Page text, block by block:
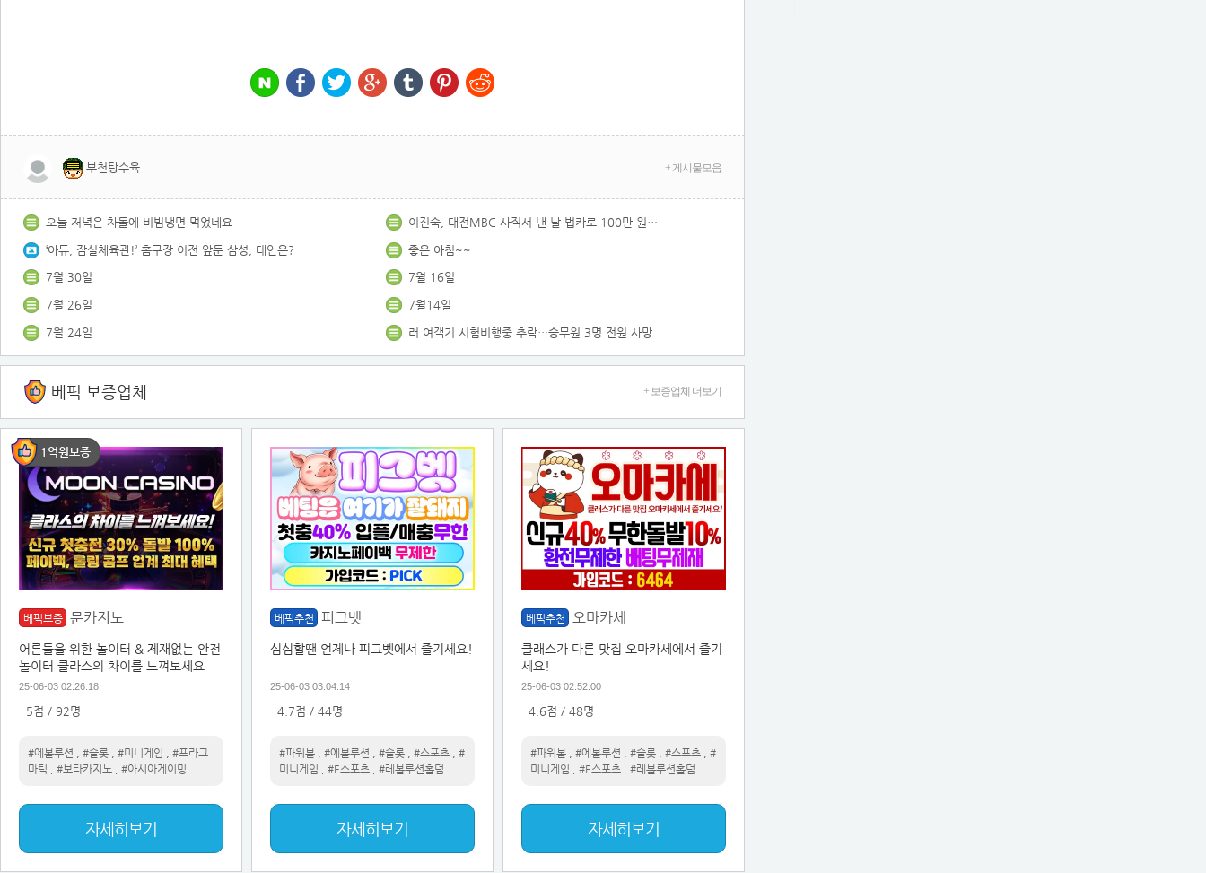
부천탕수육 + 게시물모음
오늘 저녁은 차돌에 비빔냉면 먹었네요
‘아듀, 잠실체육관!’ 홈구장 이전 앞둔 삼성, 대안은?
7월 30일
7월 26일
7월 24일
이진숙, 대전MBC 사직서 낸 날 법카로 100만 원 썼다
좋은 아침~~
7월 16일
7월14일
러 여객기 시험비행중 추락…승무원 3명 전원 사망
베픽 보증업체 + 보증업체 더보기
1억원보증
베픽보증 문카지노
어른들을 위한 놀이터 & 제재없는 안전
놀이터 클라스의 차이를 느껴보세요
25-06-03 02:26:18
5점 / 92명
#에볼루션 #슬롯 #미니게임
#프라그
마틱
#보타카지노 #아시아게이밍
자세히보기
베픽추천 피그벳
심심할땐 언제나 피그벳에서 즐기세요!
25-06-03 03:04:14
4.7점 / 44명
#파워볼 #에볼루션 #슬롯 #스포츠
#
미니게임
#E스포츠 #레볼루션홀덤
자세히보기
베픽추천 오마카세
클래스가 다른 맛집 오마카세에서 즐기
세요!
25-06-03 02:52:00
4.6점 / 48명
#파워볼 #에볼루션 #슬롯 #스포츠
#
미니게임
#E스포츠 #레볼루션홀덤
자세히보기